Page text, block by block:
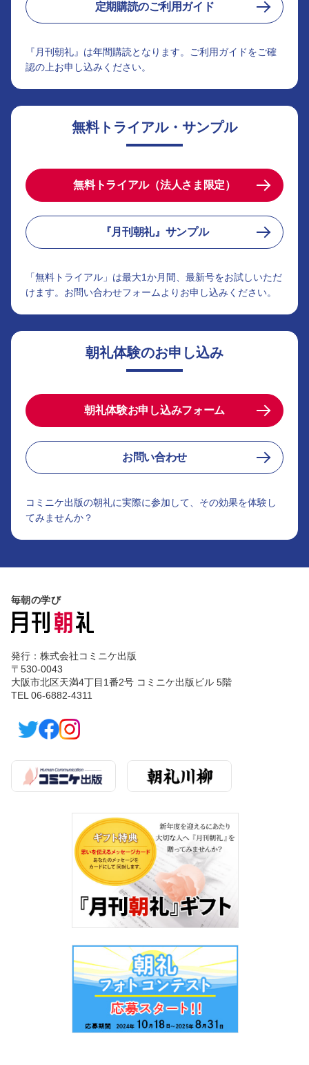
定期購読のご利用ガイド
『月刊朝礼』は年間購読となります。ご利用ガイドをご確
認の上お申し込みください。
無料トライアル・サンプル
無料トライアル（法人さま限定）
『月刊朝礼』サンプル
「無料トライアル」は最大1か月間、最新号をお試しいただ
けます。お問い合わせフォームよりお申し込みください。
朝礼体験のお申し込み
朝礼体験お申し込みフォーム
お問い合わせ
コミニケ出版の朝礼に実際に参加して、その効果を体験し
てみませんか？
毎朝の学び
発行：株式会社コミニケ出版
〒530-0043
大阪市北区天満4丁目1番2号 コミニケ出版ビル 5階
TEL 06-6882-4311